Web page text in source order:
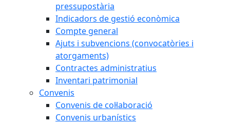
pressupostària
Indicadors de gestió econòmica
Compte general
Ajuts i subvencions (convocatòries i
atorgaments)
Contractes administratius
Inventari patrimonial
Convenis
Convenis de col·laboració
Convenis urbanístics